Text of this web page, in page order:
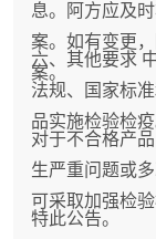
息。阿方应及
案。如有变更
案。
六、其他要求
法规、国家标
品实施检验检疫
对于不合格产
生严重问题或
可采取加强检
特此公告。